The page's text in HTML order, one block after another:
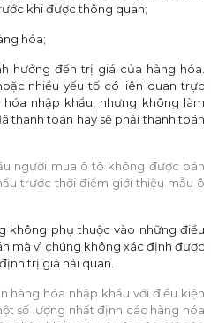
khi được thông quan;
hóa;
hưởng đến trị giá của hàng hóa.
nhiều yếu tố có liên quan trực
nhập khẩu, nhưng không làm
thanh toán hay sẽ phải thanh toán
người mua ô tô không được bán
trước thời điểm giới thiệu mẫu ô
không phụ thuộc vào những điều
mà vì chúng không xác định được
trị giá hải quan.
hàng hóa nhập khẩu với điều kiện
số lượng nhất định các hàng hóa